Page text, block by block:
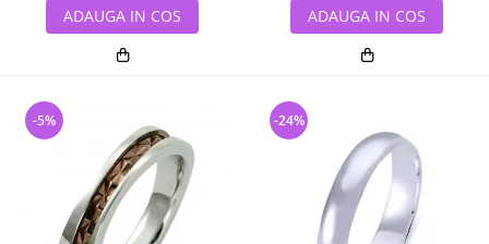
ADAUGA IN COS ADAUGA IN COS
-5% -24%